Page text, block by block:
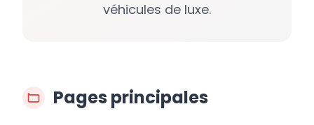
véhicules de luxe.
Pages principales